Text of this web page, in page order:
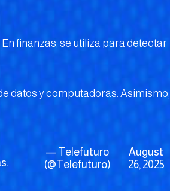
finanzas, se utiliza para detectar
datos y computadoras. Asimismo,
— Telefuturo
(@Telefuturo)
August
26, 2025